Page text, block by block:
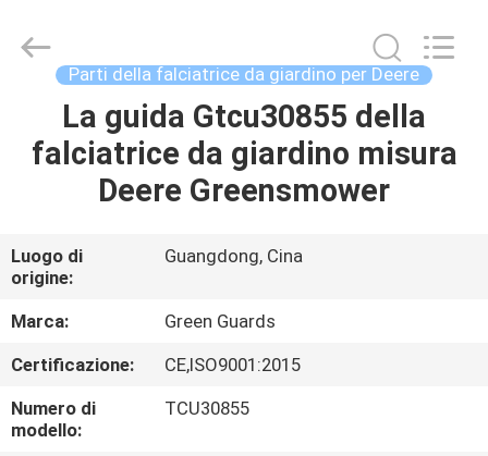
CASA
PRODOTTI
CIRCA
NOI
GIRO
DELLA
FABBRICA
Hesheng
Long
Reserved.
Parti della falciatrice da giardino per Deere
La guida Gtcu30855 della
falciatrice da giardino misura
Deere Greensmower
Luogo di
origine:
Guangdong, Cina
Marca:
Green Guards
Certificazione:
CE,ISO9001:2015
Numero di
modello:
TCU30855